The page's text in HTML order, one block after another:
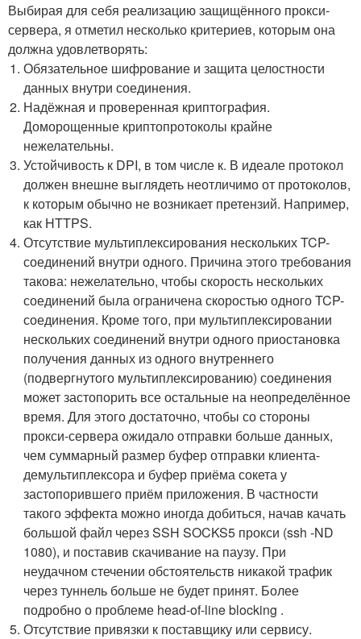
Выбирая для себя реализацию защищённого прокси-
сервера, я отметил несколько критериев, которым она
должна удовлетворять:
Обязательное шифрование и защита целостности
данных внутри соединения.
Надёжная и проверенная криптография.
Доморощенные криптопротоколы крайне
нежелательны.
Устойчивость к DPI, в том числе к. В идеале протокол
должен внешне выглядеть неотличимо от протоколов,
к которым обычно не возникает претензий. Например,
как HTTPS.
Отсутствие мультиплексирования нескольких TCP-
соединений внутри одного. Причина этого требования
такова: нежелательно, чтобы скорость нескольких
соединений была ограничена скоростью одного TCP-
соединения. Кроме того, при мультиплексировании
нескольких соединений внутри одного приостановка
получения данных из одного внутреннего
(подвергнутого мультиплексированию) соединения
может застопорить все остальные на неопределённое
время. Для этого достаточно, чтобы со стороны
прокси-сервера ожидало отправки больше данных,
чем суммарный размер буфер отправки клиента-
демультиплексора и буфер приёма сокета у
застопорившего приём приложения. В частности
такого эффекта можно иногда добиться, начав качать
большой файл через SSH SOCKS5 прокси (ssh -ND
1080), и поставив скачивание на паузу. При
неудачном стечении обстоятельств никакой трафик
через туннель больше не будет принят. Более
подробно о проблеме head-of-line blocking .
Отсутствие привязки к поставщику или сервису.